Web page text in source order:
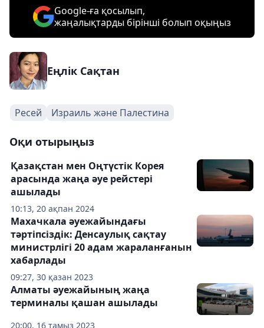
Google-ға қосылып,
жаңалықтарды бірінші болып оқыңыз
Еңлік Сақтан
Ресей Израиль және Палестина
Оқи отырыңыз
10:13, 20 ақпан 2024
Қазақстан мен Оңтүстік Корея
арасында жаңа әуе рейстері
ашылады
09:27, 30 қазан 2023
Махачкала әуежайындағы
тәртіпсіздік: Денсаулық сақтау
министрлігі 20 адам жараланғанын
хабарлады
20:00, 16 тамыз 2023
Алматы әуежайының жаңа
терминалы қашан ашылады